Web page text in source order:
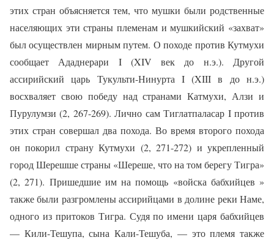
этих стран объясняется тем, что мушки были родственные
населяющих эти страны племенам и мушкийский «захват»
был осуществлен мирным путем. О походе против Кутмухи
сообщает Ададнерари I (XIV век до н.э.). Другой
ассирийский царь Тукульти-Нинурта I (XIII в до н.э.)
восхваляет свою победу над странами Катмухи, Алзи и
Пурулумзи (2, 267-269). Лично сам Тиглатпаласар I против
этих стран совершал два похода. Во время второго похода
он покорил страну Кутмухи (2, 271-272) и укрепленный
город Шерешше страны «Шереше, что на том берегу Тигра»
(2, 271). Пришедшие им на помощь «войска бабхийцев »
также были разгромлены ассирийцами в долине реки Наме,
одного из притоков Тигра. Судя по имени царя бабхийцев
— Кили-Тешупа, сына Кали-Тешуба, — это племя также